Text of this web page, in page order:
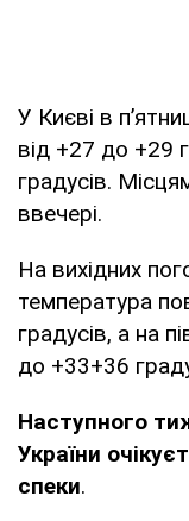
У Києві в
від +27 до +29
градусів.
ввечері.
На вихідних
температура
градусів, а на
до +33+36
Наступного
України
спеки.